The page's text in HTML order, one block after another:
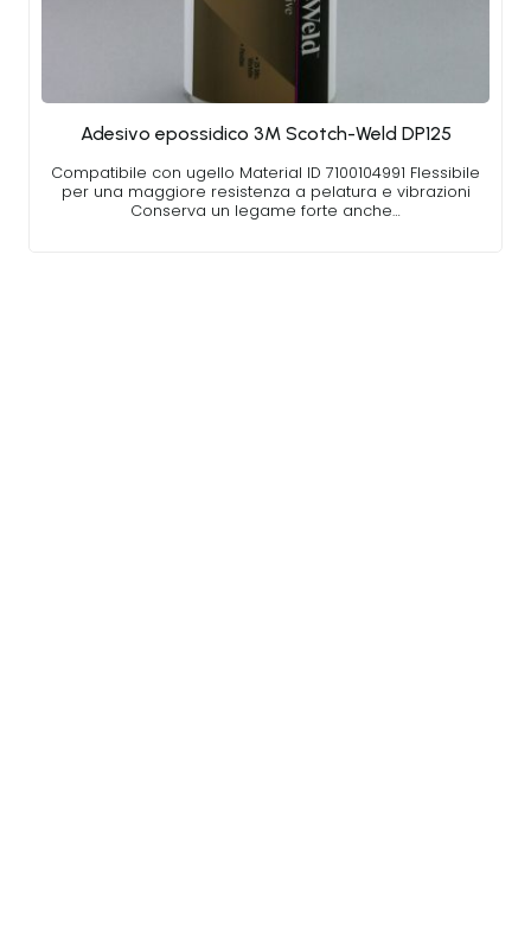
Adesivo epossidico 3M Scotch-Weld DP125
Compatibile con ugello Material ID 7100104991 Flessibile
per una maggiore resistenza a pelatura e vibrazioni
Conserva un legame forte anche…